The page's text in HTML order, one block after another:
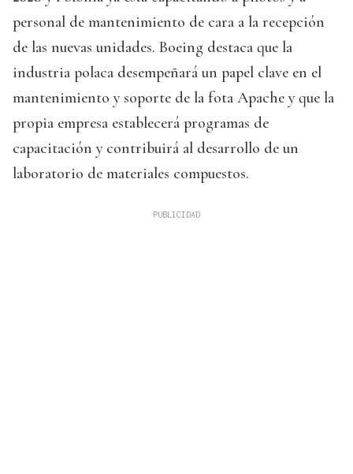
personal de mantenimiento de cara a la recepción
de las nuevas unidades. Boeing destaca que la
industria polaca desempeñará un papel clave en el
mantenimiento y soporte de la fota Apache y que la
propia empresa establecerá programas de
capacitación y contribuirá al desarrollo de un
laboratorio de materiales compuestos.